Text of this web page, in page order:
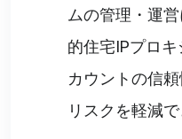
ムの管理・運
的住宅IPプロ
カウントの信
リスクを軽減で